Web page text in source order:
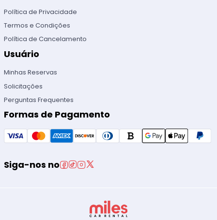
Política de Privacidade
Termos e Condições
Política de Cancelamento
Usuário
Minhas Reservas
Solicitações
Perguntas Frequentes
Formas de Pagamento
Siga-nos no